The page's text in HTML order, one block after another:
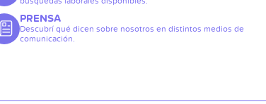
PRENSA
Descubrí qué dicen sobre nosotros en distintos medios de
comunicación.